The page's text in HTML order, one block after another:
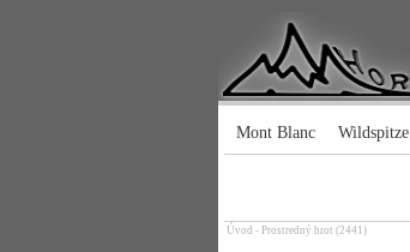
Mont Blanc Wildspitze
Úvod - Prostredný hrot (2441)